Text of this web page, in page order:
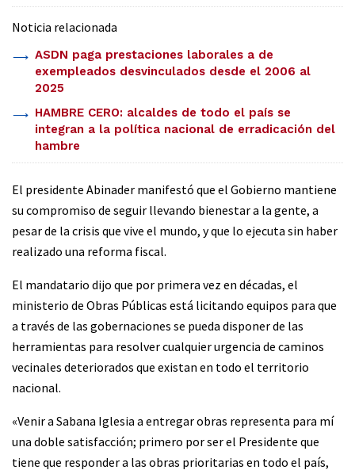
Noticia relacionada
ASDN paga prestaciones laborales a de
exempleados desvinculados desde el 2006 al
2025
HAMBRE CERO: alcaldes de todo el país se
integran a la política nacional de erradicación del
hambre
El presidente Abinader manifestó que el Gobierno mantiene
su compromiso de seguir llevando bienestar a la gente, a
pesar de la crisis que vive el mundo, y que lo ejecuta sin haber
realizado una reforma fiscal.
El mandatario dijo que por primera vez en décadas, el
ministerio de Obras Públicas está licitando equipos para que
a través de las gobernaciones se pueda disponer de las
herramientas para resolver cualquier urgencia de caminos
vecinales deteriorados que existan en todo el territorio
nacional.
«Venir a Sabana Iglesia a entregar obras representa para mí
una doble satisfacción; primero por ser el Presidente que
tiene que responder a las obras prioritarias en todo el país,